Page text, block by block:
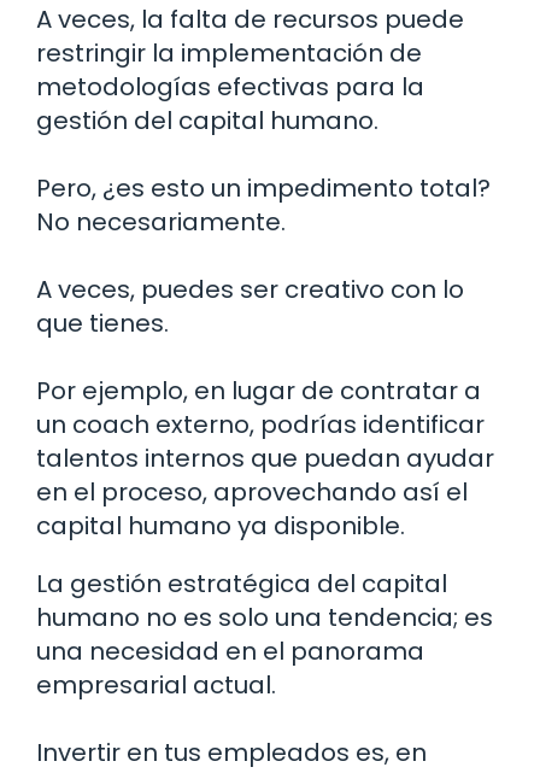
A veces, la falta de recursos puede
restringir la implementación de
metodologías efectivas para la
gestión del capital humano.
Pero, ¿es esto un impedimento total?
No necesariamente.
A veces, puedes ser creativo con lo
que tienes.
Por ejemplo, en lugar de contratar a
un coach externo, podrías identificar
talentos internos que puedan ayudar
en el proceso, aprovechando así el
capital humano ya disponible.
La gestión estratégica del capital
humano no es solo una tendencia; es
una necesidad en el panorama
empresarial actual.
Invertir en tus empleados es, en